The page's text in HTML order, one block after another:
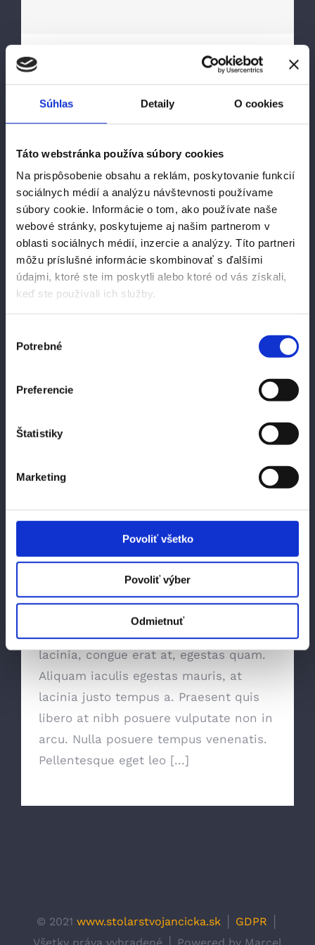
Súhlas Detaily O cookies
Táto webstránka používa súbory cookies
Na prispôsobenie obsahu a reklám, poskytovanie funkcií
sociálnych médií a analýzu návštevnosti používame
súbory cookie. Informácie o tom, ako používate naše
webové stránky, poskytujeme aj našim partnerom v
oblasti sociálnych médií, inzercie a analýzy. Títo partneri
môžu príslušné informácie skombinovať s ďalšími
údajmi, ktoré ste im poskytli alebo ktoré od vás získali,
keď ste používali ich služby.
súhlasu
Potrebné
Preferencie
Štatistiky
Marketing
Povoliť všetko
Povoliť výber
Odmietnuť
ENERGY SURVEY Proin eget velit quis
lorem euismod pulvinar. Phasellus
lobortis tellus dignissim metus varius
volutpat. Integer a lacus mauris.
SERVICE INFORMATION Quisque
molestie tristique nisi et luctus. Proin
eget velit quis lorem euismod pulvinar.
Phasellus lobortis tellus dignissim
metus varius volutpat. Integer a lacus
mauris. Pellentesque eleifend, quam
maximus euismod porta, felis ante
viverra arcu. Contact Us Lorem ipsum
dolor sit amet, consectetur adipiscing
elit. Vestibulum vestibulum quis metus
dapibus, pretium nisi nec. Lorem ipsum
dolor sit amet, consectetur adipiscing
elit. Vestibulum vestibulum quis metus
sodales ulamcoper. In amet urna
dapibus, pretium nisi nec. Energy
Improvement Services Morbi ut elit
lacinia, congue erat at, egestas quam.
Aliquam iaculis egestas mauris, at
lacinia justo tempus a. Praesent quis
libero at nibh posuere vulputate non in
arcu. Nulla posuere tempus venenatis.
Pellentesque eget leo [...]
© 2021 www.stolarstvojancicka.sk GDPR